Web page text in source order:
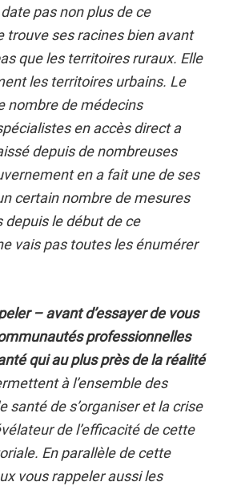
pas non plus de ce
trouve ses racines bien avant
que les territoires ruraux. Elle
les territoires urbains. Le
nombre de médecins
en accès direct a
depuis de nombreuses
en a fait une de ses
certain nombre de mesures
le début de ce
vais pas toutes les énumérer
– avant d’essayer de vous
professionnelles
qui au plus près de la réalité
à l’ensemble des
santé de s’organiser et la crise
de l’efficacité de cette
En parallèle de cette
vous rappeler aussi les